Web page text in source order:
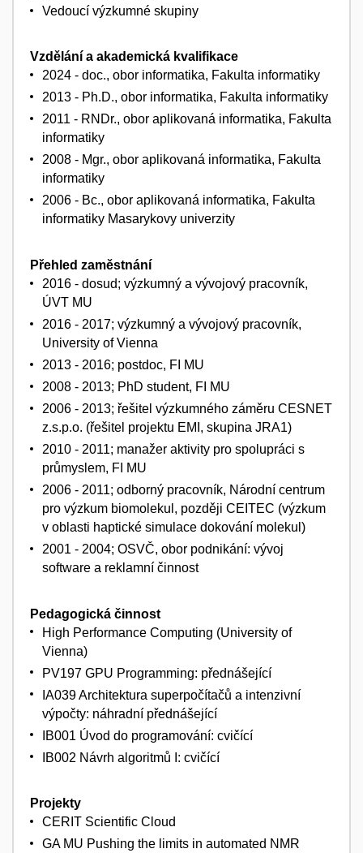
Vedoucí výzkumné skupiny
Vzdělání a akademická kvalifikace
2024 - doc., obor informatika, Fakulta informatiky
2013 - Ph.D., obor informatika, Fakulta informatiky
2011 - RNDr., obor aplikovaná informatika, Fakulta
informatiky
2008 - Mgr., obor aplikovaná informatika, Fakulta
informatiky
2006 - Bc., obor aplikovaná informatika, Fakulta
informatiky Masarykovy univerzity
Přehled zaměstnání
2016 - dosud; výzkumný a vývojový pracovník,
ÚVT MU
2016 - 2017; výzkumný a vývojový pracovník,
University of Vienna
2013 - 2016; postdoc, FI MU
2008 - 2013; PhD student, FI MU
2006 - 2013; řešitel výzkumného záměru CESNET
z.s.p.o. (řešitel projektu EMI, skupina JRA1)
2010 - 2011; manažer aktivity pro spolupráci s
průmyslem, FI MU
2006 - 2011; odborný pracovník, Národní centrum
pro výzkum biomolekul, později CEITEC (výzkum
v oblasti haptické simulace dokování molekul)
2001 - 2004; OSVČ, obor podnikání: vývoj
software a reklamní činnost
Pedagogická činnost
High Performance Computing (University of
Vienna)
PV197 GPU Programming: přednášející
IA039 Architektura superpočítačů a intenzivní
výpočty: náhradní přednášející
IB001 Úvod do programování: cvičící
IB002 Návrh algoritmů I: cvičící
Projekty
CERIT Scientific Cloud
GA MU Pushing the limits in automated NMR